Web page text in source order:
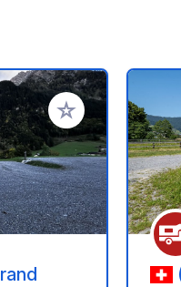
Zu Ihren Favoriten